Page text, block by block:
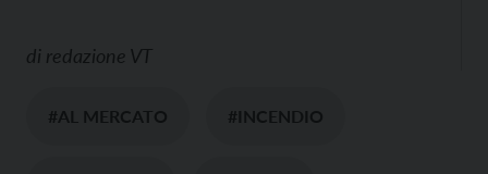
di redazione VT
#AL MERCATO #INCENDIO